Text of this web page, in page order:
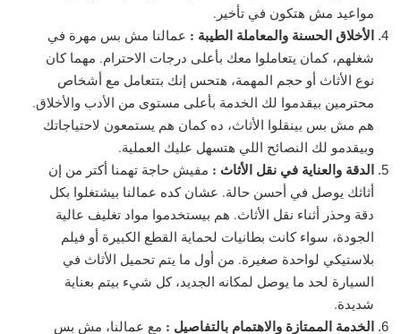
مواعيد مش هتكون في تأخير.
الأخلاق الحسنة والمعاملة الطيبة : عمالنا مش بس مهرة في
شغلهم، كمان يتعاملوا معك بأعلى درجات الاحترام. مهما كان
نوع الأثاث أو حجم المهمة، هتحس إنك بتتعامل مع أشخاص
محترمين بيقدموا لك الخدمة بأعلى مستوى من الأدب والأخلاق.
هم مش بس بينقلوا الأثاث، ده كمان هم يستمعون لاحتياجاتك
وبيقدمو لك النصائح اللي هتسهل عليك العملية.
الدقة والعناية في نقل الأثاث : مفيش حاجة تهمنا أكتر من إن
أثاثك يوصل في أحسن حالة. عشان كده عمالنا بيشتغلوا بكل
دقة وحذر أثناء نقل الأثاث. هم بيستخدموا مواد تغليف عالية
الجودة، سواء كانت بطانيات لحماية القطع الكبيرة أو فيلم
بلاستيكي لواحدة صغيرة. من أول ما يتم تحميل الأثاث في
السيارة لحد ما يوصل لمكانه الجديد، كل شيء بيتم بعناية
شديدة.
الخدمة الممتازة والاهتمام بالتفاصيل : مع عمالنا، مش بس